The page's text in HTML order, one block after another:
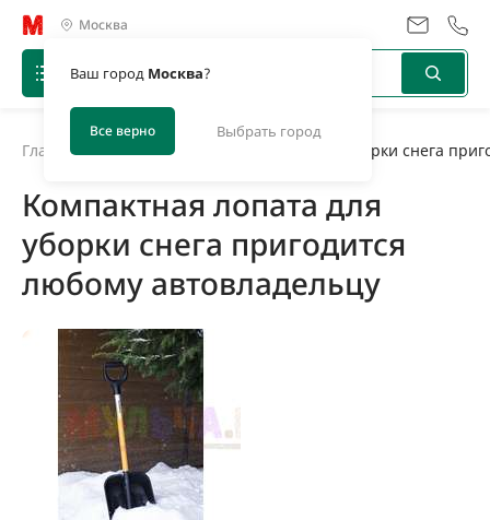
Москва
Ваш город Москва?
Все верно Выбрать город
Главная Компактная лопата для уборки снега
Компактная лопата для
уборки снега пригодится
любому автовладельцу